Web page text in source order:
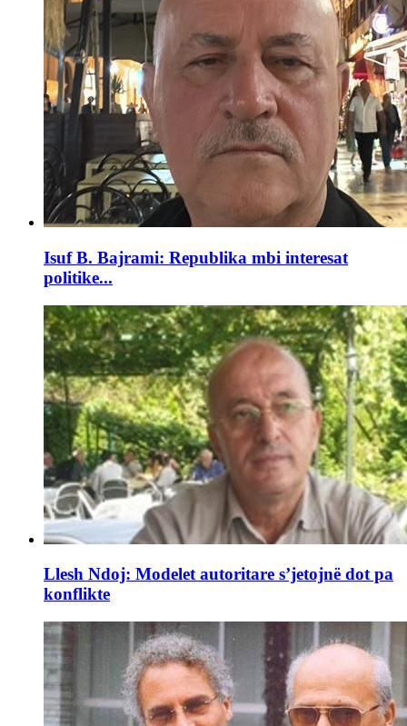
Isuf B. Bajrami: Republika mbi interesat
politike...
Llesh Ndoj: Modelet autoritare s’jetojnë dot pa
konflikte